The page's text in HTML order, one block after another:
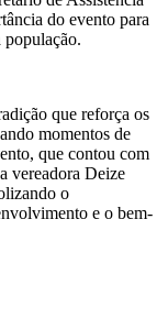
do evento para
população.
que reforça os
momentos de
que contou com
vereadora Deize
o
e o bem-